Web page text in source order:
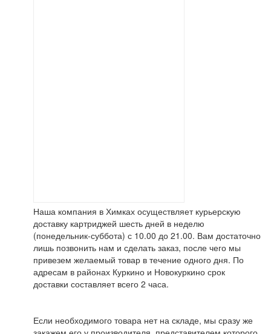
Наша компания в Химках осуществляет курьерскую
доставку картриджей шесть дней в неделю
(понедельник-суббота) с 10.00 до 21.00. Вам достаточно
лишь позвонить нам и сделать заказ, после чего мы
привезем желаемый товар в течение одного дня. По
адресам в районах Куркино и Новокуркино срок
доставки составляет всего 2 часа.
Если необходимого товара нет на складе, мы сразу же